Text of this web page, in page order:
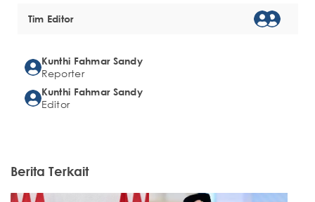
Tim Editor
Kunthi Fahmar Sandy
Reporter
Kunthi Fahmar Sandy
Editor
Berita Terkait